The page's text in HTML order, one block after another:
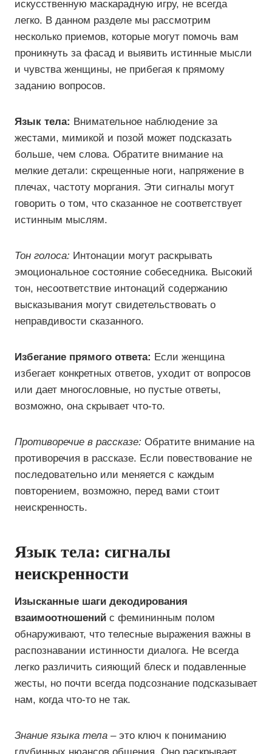
искусственную маскарадную игру, не всегда
легко. В данном разделе мы рассмотрим
несколько приемов, которые могут помочь вам
проникнуть за фасад и выявить истинные мысли
и чувства женщины, не прибегая к прямому
заданию вопросов.
Язык тела: Внимательное наблюдение за
жестами, мимикой и позой может подсказать
больше, чем слова. Обратите внимание на
мелкие детали: скрещенные ноги, напряжение в
плечах, частоту моргания. Эти сигналы могут
говорить о том, что сказанное не соответствует
истинным мыслям.
Тон голоса: Интонации могут раскрывать
эмоциональное состояние собеседника. Высокий
тон, несоответствие интонаций содержанию
высказывания могут свидетельствовать о
неправдивости сказанного.
Избегание прямого ответа: Если женщина
избегает конкретных ответов, уходит от вопросов
или дает многословные, но пустые ответы,
возможно, она скрывает что-то.
Противоречие в рассказе: Обратите внимание на
противоречия в рассказе. Если повествование не
последовательно или меняется с каждым
повторением, возможно, перед вами стоит
неискренность.
Язык тела: сигналы
неискренности
Изысканные шаги декодирования
взаимоотношений с фемининным полом
обнаруживают, что телесные выражения важны в
распознавании истинности диалога. Не всегда
легко различить сияющий блеск и подавленные
жесты, но почти всегда подсознание подсказывает
нам, когда что-то не так.
Знание языка тела – это ключ к пониманию